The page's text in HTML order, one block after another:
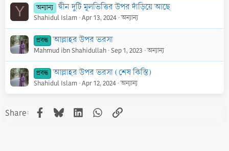
Y অন্যান্য দ্বীন দুটি মূলভিত্তির উপর দাঁড়িয়ে আছে
Shahidul Islam Apr 13, 2024 অন্যান্য
প্রবন্ধ আল্লাহর উপর ভরসা
Mahmud ibn Shahidullah Sep 1, 2023 অন্যান্য
প্রবন্ধ আল্লাহর উপর ভরসা (শেষ কিস্তি)
Shahidul Islam Apr 12, 2024 অন্যান্য
Share: Facebook
BlueskyLinkedInWhatsApp
Link